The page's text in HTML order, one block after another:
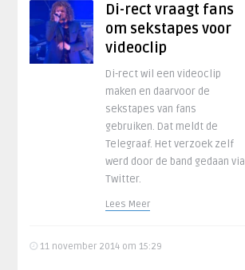
Di-rect vraagt fans
om sekstapes voor
videoclip
Di-rect wil een videoclip
maken en daarvoor de
sekstapes van fans
gebruiken. Dat meldt de
Telegraaf. Het verzoek zelf
werd door de band gedaan via
Twitter.
Lees Meer
11 november 2014 om 15:29